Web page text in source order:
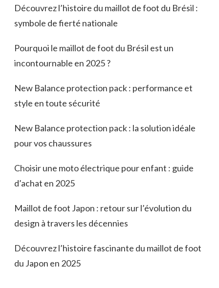
Découvrez l’histoire du maillot de foot du Brésil :
symbole de fierté nationale
Pourquoi le maillot de foot du Brésil est un
incontournable en 2025 ?
New Balance protection pack : performance et
style en toute sécurité
New Balance protection pack : la solution idéale
pour vos chaussures
Choisir une moto électrique pour enfant : guide
d’achat en 2025
Maillot de foot Japon : retour sur l’évolution du
design à travers les décennies
Découvrez l’histoire fascinante du maillot de foot
du Japon en 2025